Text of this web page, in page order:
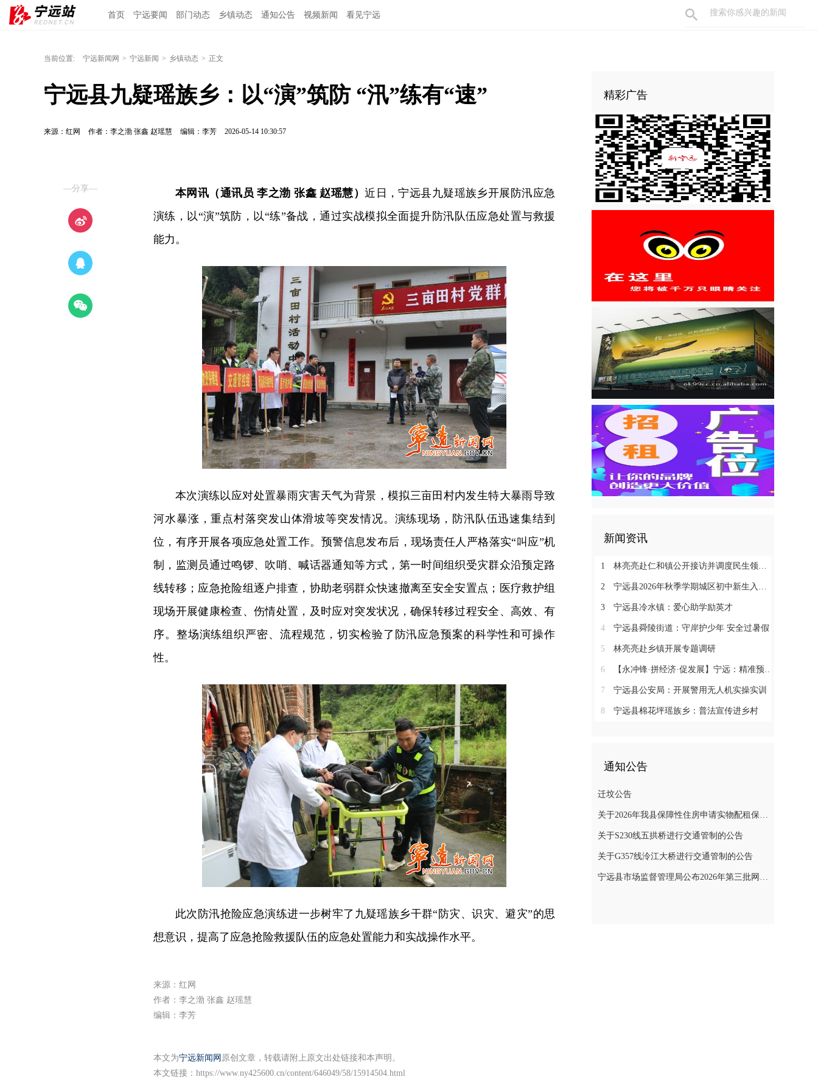
首页 宁远要闻 部门动态 乡镇动态 通知公告 视频新闻 看见宁远
当前位置: 宁远新闻网 > 宁远新闻 > 乡镇动态 > 正文
宁远县九疑瑶族乡：以“演”筑防 “汛”练有“速”
来源：红网 作者：李之渤 张鑫 赵瑶慧 编辑：李芳 2026-05-14 10:30:57
—分享— 本网讯（通讯员 李之渤 张鑫 赵瑶慧）近日，宁远县九疑瑶族乡开展防汛应急
演练，以“演”筑防，以“练”备战，通过实战模拟全面提升防汛队伍应急处置与救援
能力。
本次演练以应对处置暴雨灾害天气为背景，模拟三亩田村内发生特大暴雨导致
河水暴涨，重点村落突发山体滑坡等突发情况。演练现场，防汛队伍迅速集结到
位，有序开展各项应急处置工作。预警信息发布后，现场责任人严格落实“叫应”机
制，监测员通过鸣锣、吹哨、喊话器通知等方式，第一时间组织受灾群众沿预定路
线转移；应急抢险组逐户排查，协助老弱群众快速撤离至安全安置点；医疗救护组
现场开展健康检查、伤情处置，及时应对突发状况，确保转移过程安全、高效、有
序。整场演练组织严密、流程规范，切实检验了防汛应急预案的科学性和可操作
性。
此次防汛抢险应急演练进一步树牢了九疑瑶族乡干群“防灾、识灾、避灾”的思
想意识，提高了应急抢险救援队伍的应急处置能力和实战操作水平。
来源：红网
作者：李之渤 张鑫 赵瑶慧
编辑：李芳
本文为宁远新闻网 原创文章，转载请附上原文出处链接和本声明。
本文链接： https://www.ny425600.cn/content/646049/58/15914504.html
精彩广告
新闻资讯
1 林亮亮赴仁和镇公开接访并调度民生领域信访工作
2 宁远县2026年秋季学期城区初中新生入学微机派位工作顺利收官
3 宁远县冷水镇：爱心助学励英才
4 宁远县舜陵街道：守岸护少年 安全过暑假
5 林亮亮赴乡镇开展专题调研
6 【永冲锋·拼经济·促发展】宁远：精准预约少跑路 阳光收烟暖农心
7 宁远县公安局：开展警用无人机实操实训
8 宁远县棉花坪瑶族乡：普法宣传进乡村
通知公告
迁坟公告
关于2026年我县保障性住房申请实物配租保障家庭的公示(第十一批)
关于S230线五拱桥进行交通管制的公告
关于G357线泠江大桥进行交通管制的公告
宁远县市场监督管理局公布2026年第三批网络餐饮食品安全整治典型案例